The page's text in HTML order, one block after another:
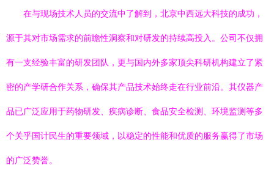
在与现场技术人员的交流中了解到，北京中西远大科技的成功，
源于其对市场需求的前瞻性洞察和对研发的持续高投入。公司不仅拥
有一支经验丰富的研发团队，更与国内外多家顶尖科研机构建立了紧
密的产学研合作关系，确保其产品技术始终走在行业前沿。其仪器产
品已广泛应用于药物研发、疾病诊断、食品安全检测、环境监测等多
个关乎国计民生的重要领域，以稳定的性能和优质的服务赢得了市场
的广泛赞誉。